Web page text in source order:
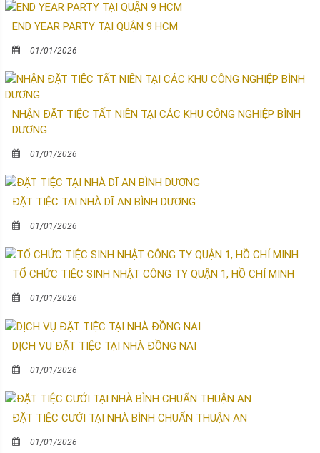
END YEAR PARTY TẠI QUẬN 9 HCM
01/01/2026
NHẬN ĐẶT TIỆC TẤT NIÊN TẠI CÁC KHU CÔNG NGHIỆP BÌNH
DƯƠNG
01/01/2026
ĐẶT TIỆC TẠI NHÀ DĨ AN BÌNH DƯƠNG
01/01/2026
TỔ CHỨC TIỆC SINH NHẬT CÔNG TY QUẬN 1, HỒ CHÍ MINH
01/01/2026
DỊCH VỤ ĐẶT TIỆC TẠI NHÀ ĐỒNG NAI
01/01/2026
ĐẶT TIỆC CƯỚI TẠI NHÀ BÌNH CHUẨN THUẬN AN
01/01/2026